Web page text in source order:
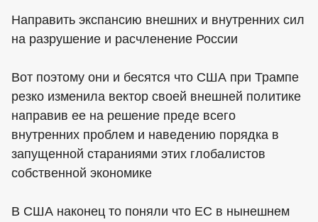
Направить экспансию внешних и внутренних сил
на разрушение и расчленение России
Вот поэтому они и бесятся что США при Трампе
резко изменила вектор своей внешней политике
направив ее на решение преде всего
внутренних проблем и наведению порядка в
запущенной стараниями этих глобалистов
собственной экономике
В США наконец то поняли что ЕС в нынешнем